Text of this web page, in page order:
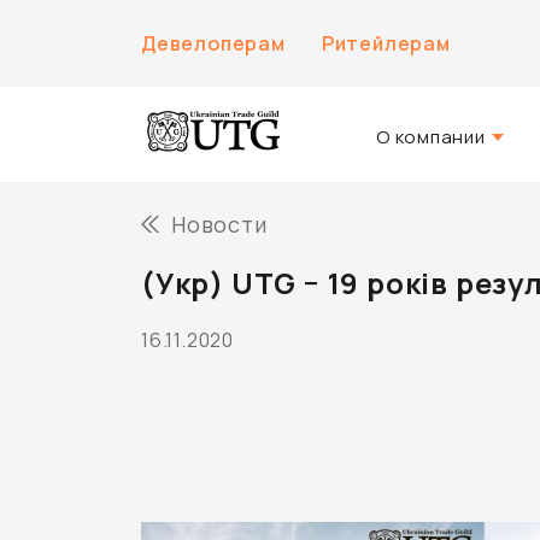
Девелоперам Ритейлерам
О компании
Команда UTG
Новости
(Укр) UTG − 19 років
16.11.2020